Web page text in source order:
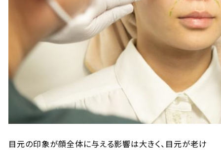
目元の印象が顔全体に与える影響は大きく、目元が老け